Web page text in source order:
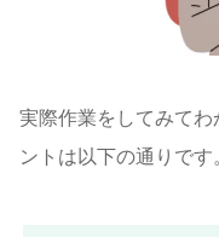
実際作業をしてみて
ントは以下の通りです